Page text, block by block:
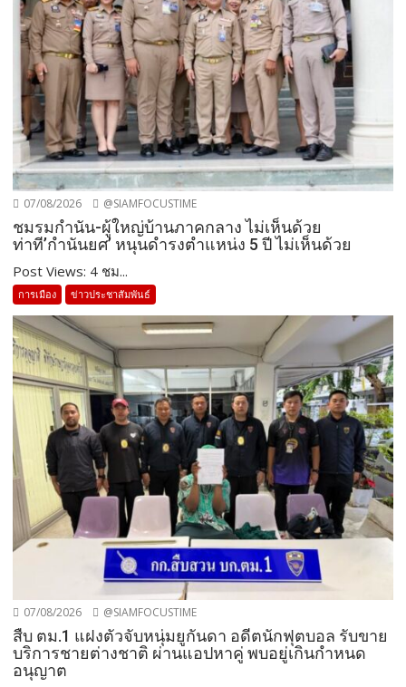
07/08/2026 @SIAMFOCUSTIME
ชมรมกำนัน-ผู้ใหญ่บ้านภาคกลาง ไม่เห็นด้วย
ท่าที’กำนันยศ’ หนุนดำรงตำแหน่ง 5 ปี ไม่เห็นด้วย
Post Views: 4 ชม...
การเมือง ข่าวประชาสัมพันธ์
07/08/2026 @SIAMFOCUSTIME
สืบ ตม.1 แฝงตัวจับหนุ่มยูกันดา อดีตนักฟุตบอล รับขาย
บริการชายต่างชาติ ผ่านแอปหาคู่ พบอยู่เกินกำหนด
อนุญาต